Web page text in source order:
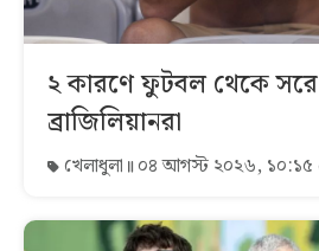
২ কারণে ফুটবল থেকে সরে
ব্রাজিলিয়ানরা
খেলাধুলা ০৪ আগস্ট ২০২৬,